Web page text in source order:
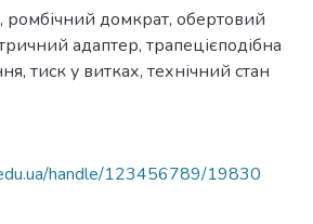
, ромбічний домкрат, обертовий
адаптер, трапецієподібна
, тиск у витках, технічний стан
handle/123456789/19830